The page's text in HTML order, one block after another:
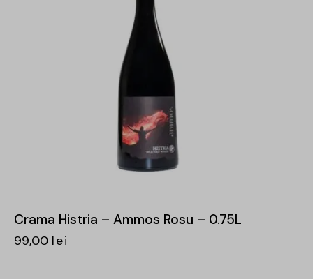
Crama Histria – Ammos Rosu – 0.75L
99,00 lei